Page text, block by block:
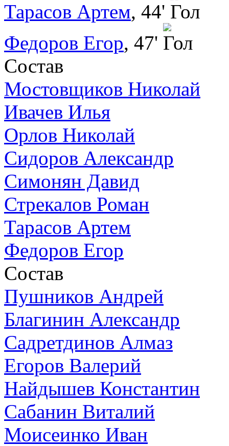
Тарасов Артем, 44'
Федоров Егор, 47'
Состав
Мостовщиков Николай
Ивачев Илья
Орлов Николай
Сидоров Александр
Симонян Давид
Стрекалов Роман
Тарасов Артем
Федоров Егор
Состав
Пушников Андрей
Благинин Александр
Садретдинов Алмаз
Егоров Валерий
Найдышев Константин
Сабанин Виталий
Моисеинко Иван